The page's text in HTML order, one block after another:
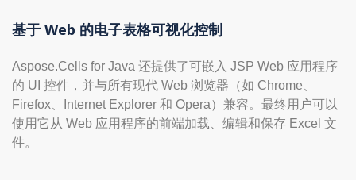
基于 Web 的电子表格可视化控制
Aspose.Cells for Java 还提供了可嵌入 JSP Web 应用程序
的 UI 控件，并与所有现代 Web 浏览器（如 Chrome、
Firefox、Internet Explorer 和 Opera）兼容。最终用户可以
使用它从 Web 应用程序的前端加载、编辑和保存 Excel 文
件。